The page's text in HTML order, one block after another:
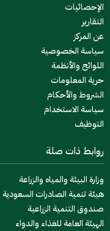
الإحصائيات
التقارير
عن المركز
سياسة الخصوصية
اللوائح والأنظمة
حرية المعلومات
الشروط والأحكام
سياسة الاستخدام
التوظيف
روابط ذات صلة
وزارة البيئة والمياه والزراعة
هيئة تنمية الصادرات السعودية
صندوق التنمية الزراعية
الهيئة العامة للغذاء والدواء